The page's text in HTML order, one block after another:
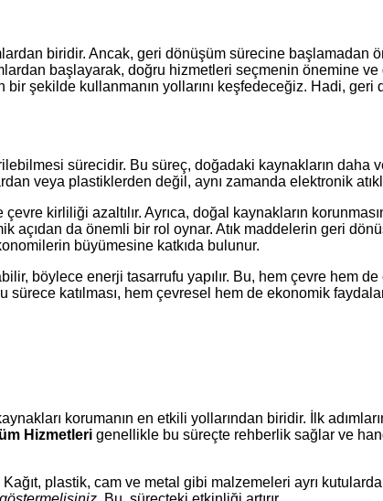
biridir. Ancak, geri dönüşüm sürecine başlamadan
başlayarak, doğru hizmetleri seçmenin önemine ve
şekilde kullanmanın yollarını keşfedeceğiz. Hadi, geri
sürecidir. Bu süreç, doğadaki kaynakların daha
veya plastiklerden değil, aynı zamanda elektronik
kirliliği azaltılır. Ayrıca, doğal kaynakların
da önemli bir rol oynar. Atık maddelerin geri
büyümesine katkıda bulunur.
böylece enerji tasarrufu yapılır. Bu, hem çevre hem
sürece katılması, hem çevresel hem de ekonomik
korumanın en etkili yollarından biridir. İlk
Hizmetleri genellikle bu süreçte rehberlik sağlar ve
plastik, cam ve metal gibi malzemeleri ayrı